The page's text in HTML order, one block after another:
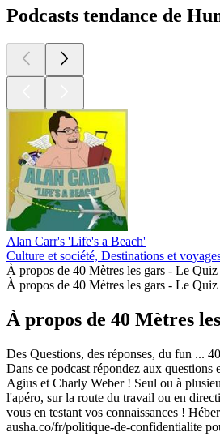
Podcasts tendance de
Alan Carr's 'Life's a Beach'
Culture et société, Destinations et
À propos de 40 Mètres les gars - Le Quiz
À propos de 40 Mètres les gars - Le Quiz
À propos de 40 Mètres
Des Questions, des réponses, du fun ...
Dans ce podcast répondez aux questions
Agius et Charly Weber ! Seul ou à
l'apéro, sur la route du travail ou en
vous en testant vos connaissances !
ausha.co/fr/politique-de-confidentialite